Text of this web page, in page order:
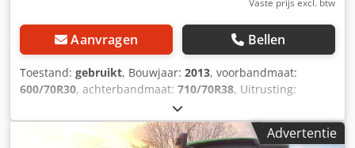
Vaste prijs excl. btw
Aanvragen Bellen
Toestand: gebruikt, Bouwjaar: 2013, voorbandmaat:
600/70R30, achterbandmaat: 710/70R38, Uitrusting:
, i-Monitor 2 LED-/Xenon-werklampen
hydraulische pomp 160 l/min / tril-/verwarmd ISOBUS
parallelrijsysteem Agrosky artikel 3445629 / Cjdpfxjr Nxydj
Advertentie